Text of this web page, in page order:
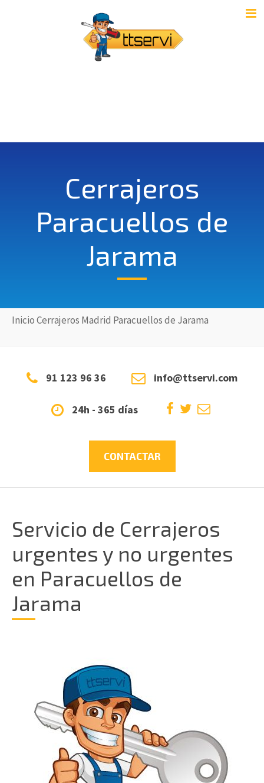
Cerrajeros
Paracuellos de
Jarama
InicioCerrajeros Madrid Paracuellos de Jarama
91 123 96 36 info@ttservi.com
24h - 365 días
CONTACTAR
Servicio de Cerrajeros
urgentes y no urgentes
en Paracuellos de
Jarama